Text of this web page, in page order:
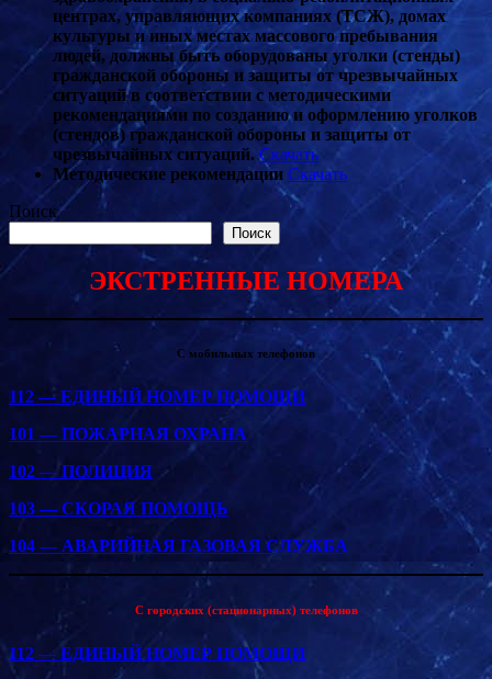
центрах, управляющих компаниях (ТСЖ), домах
культуры и иных местах массового пребывания
людей, должны быть оборудованы уголки (стенды)
гражданской обороны и защиты от чрезвычайных
ситуаций в соответствии с методическими
рекомендациями по созданию и оформлению уголков
(стендов) гражданской обороны и защиты от
чрезвычайных ситуаций. Скачать
Методические рекомендации Скачать
Поиск
Поиск
ЭКСТРЕННЫЕ НОМЕРА
С мобильных телефонов
112 — ЕДИНЫЙ НОМЕР ПОМОЩИ
101 — ПОЖАРНАЯ ОХРАНА
102 — ПОЛИЦИЯ
103 — СКОРАЯ ПОМОЩЬ
104 — АВАРИЙНАЯ ГАЗОВАЯ СЛУЖБА
С городских (стационарных) телефонов
112 — ЕДИНЫЙ НОМЕР ПОМОЩИ